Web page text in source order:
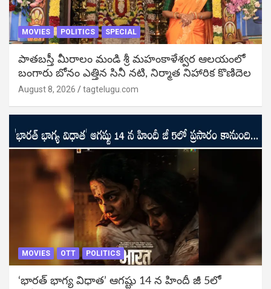
MOVIES POLITICS SPECIAL
పాతబస్తీ మీరాలం మండి శ్రీ మహంకాళేశ్వర ఆలయంలో
బంగారు బోనం ఎత్తిన సినీ నటి, నిర్మాత నిహారిక కొణిదెల
August 8, 2026 tagtelugu.com
MOVIES OTT POLITICS
‘భారత్ భాగ్య విధాత’ ఆగష్టు 14 న హిందీ జీ 5లో